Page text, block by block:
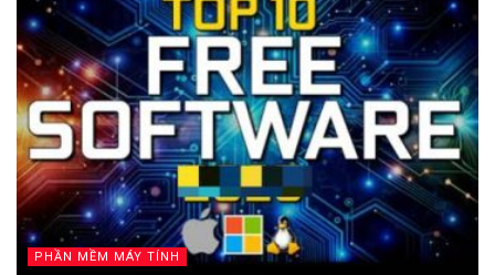
PHẦN MỀM MÁY TÍNH